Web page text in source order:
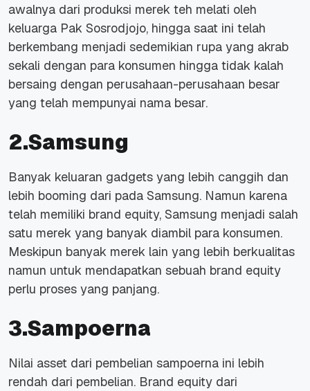
awalnya dari produksi merek teh melati oleh
keluarga Pak Sosrodjojo, hingga saat ini telah
berkembang menjadi sedemikian rupa yang akrab
sekali dengan para konsumen hingga tidak kalah
bersaing dengan perusahaan-perusahaan besar
yang telah mempunyai nama besar.
2.Samsung
Banyak keluaran gadgets yang lebih canggih dan
lebih booming dari pada Samsung. Namun karena
telah memiliki brand equity, Samsung menjadi salah
satu merek yang banyak diambil para konsumen.
Meskipun banyak merek lain yang lebih berkualitas
namun untuk mendapatkan sebuah brand equity
perlu proses yang panjang.
3.Sampoerna
Nilai asset dari pembelian sampoerna ini lebih
rendah dari pembelian. Brand equity dari